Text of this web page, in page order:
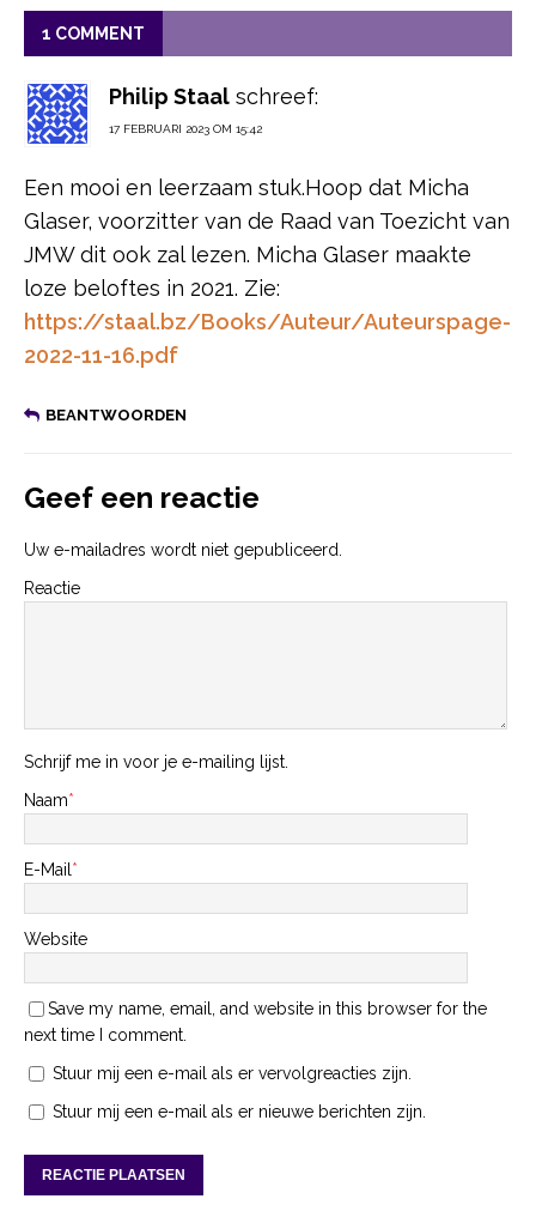
1 COMMENT
Philip Staal schreef:
17 FEBRUARI 2023 OM 15:42
Een mooi en leerzaam stuk.Hoop dat Micha
Glaser, voorzitter van de Raad van Toezicht van
JMW dit ook zal lezen. Micha Glaser maakte
loze beloftes in 2021. Zie:
https://staal.bz/Books/Auteur/Auteurspage-
2022-11-16.pdf
BEANTWOORDEN
Geef een reactie
Uw e-mailadres wordt niet gepubliceerd.
Reactie
Schrijf me in voor je e-mailing lijst.
Naam*
E-Mail*
Website
Save my name, email, and website in this browser for the
next time I comment.
Stuur mij een e-mail als er vervolgreacties zijn.
Stuur mij een e-mail als er nieuwe berichten zijn.